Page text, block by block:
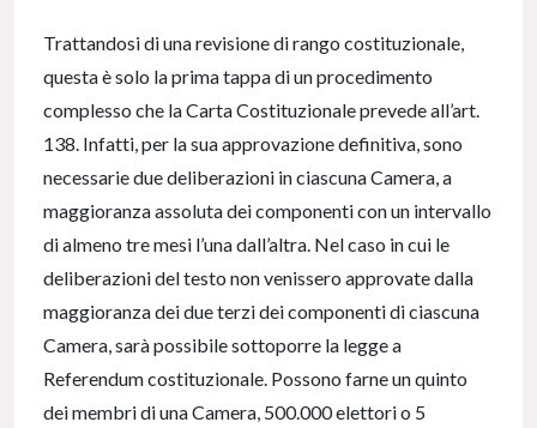
Trattandosi di una revisione di rango costituzionale,
questa è solo la prima tappa di un procedimento
complesso che la Carta Costituzionale prevede all’art.
138. Infatti, per la sua approvazione definitiva, sono
necessarie due deliberazioni in ciascuna Camera, a
maggioranza assoluta dei componenti con un intervallo
di almeno tre mesi l’una dall’altra. Nel caso in cui le
deliberazioni del testo non venissero approvate dalla
maggioranza dei due terzi dei componenti di ciascuna
Camera, sarà possibile sottoporre la legge a
Referendum costituzionale. Possono farne un quinto
dei membri di una Camera, 500.000 elettori o 5